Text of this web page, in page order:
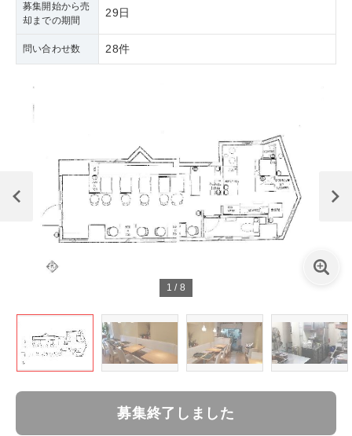
募集開始から売
却までの期間
29日
問い合わせ数 28件
1 / 8
募集終了しました